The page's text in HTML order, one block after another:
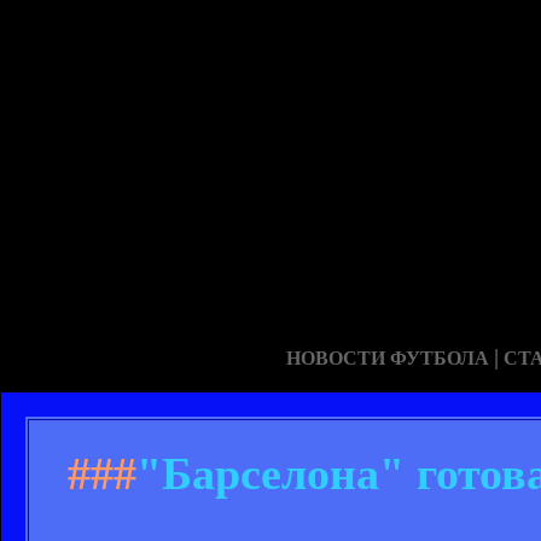
НОВОСТИ ФУТБОЛА |
###"Барселона"